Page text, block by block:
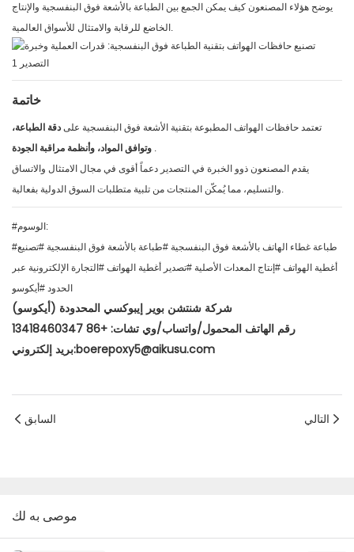
يوضح هؤلاء المصنعون كيف يمكن الجمع بين الطباعة بالأشعة فوق البنفسجية والإنتاج
الخاضع للرقابة والامتثال للأسواق العالمية.
خاتمة
تعتمد حافظات الهواتف المطبوعة بتقنية الأشعة فوق البنفسجية على دقة الطباعة،
وتوافق المواد، وأنظمة مراقبة الجودة .
يقدم المصنعون ذوو الخبرة في التصدير دعماً أقوى في مجال الامتثال والاتساق
والتسليم، مما يُمكّن المنتجات من تلبية متطلبات السوق الدولية بفعالية.
#الوسوم:
#طباعة غطاء الهاتف بالأشعة فوق البنفسجية #طباعة بالأشعة فوق البنفسجية #تصنيع
أغطية الهواتف #إنتاج المعدات الأصلية #تصدير أغطية الهواتف #التجارة الإلكترونية عبر
الحدود #أيكوسو
شركة شنتشن بوير إيبوكسي المحدودة (أيكوسو)
رقم الهاتف المحمول/واتساب/وي تشات: +86 13418460347
بريد إلكتروني:boerepoxy5@aikusu.com
السابق التالي
موصى به لك